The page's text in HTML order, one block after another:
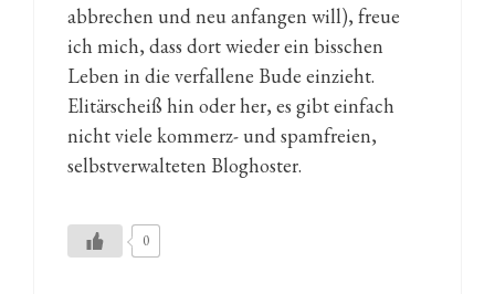
abbrechen und neu anfangen will), freue
ich mich, dass dort wieder ein bisschen
Leben in die verfallene Bude einzieht.
Elitärscheiß hin oder her, es gibt einfach
nicht viele kommerz- und spamfreien,
selbstverwalteten Bloghoster.
0